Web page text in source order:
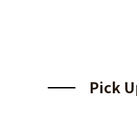
Pick